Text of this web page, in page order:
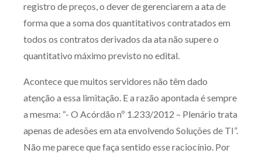
Mentoria Zênite
Capacitação
Zênite Online
Eventos presenciais
registro de preços, o dever de gerenciarem a ata de
forma que a soma dos quantitativos contratados em
todos os contratos derivados da ata não supere o
quantitativo máximo previsto no edital.
Acontece que muitos servidores não têm dado
atenção a essa limitação. E a razão apontada é sempre
a mesma: “- O Acórdão nº 1.233/2012 – Plenário trata
apenas de adesões em ata envolvendo Soluções de TI”.
Não me parece que faça sentido esse raciocínio. Por